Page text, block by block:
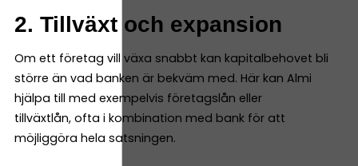
2. Tillväxt och expansion
Om ett företag vill växa snabbt kan kapitalbehovet bli
större än vad banken är bekväm med. Här kan Almi
hjälpa till med exempelvis företagslån eller
tillväxtlån, ofta i kombination med bank för att
möjliggöra hela satsningen.